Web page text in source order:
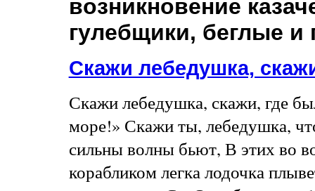
возникновение
гулебщики, беглые и
Скажи лебедушка,
Скажи лебедушка, скажи, где
море!» Скажи ты, лебедушка,
сильны волны бьют, В этих во
корабликом легка лодочка